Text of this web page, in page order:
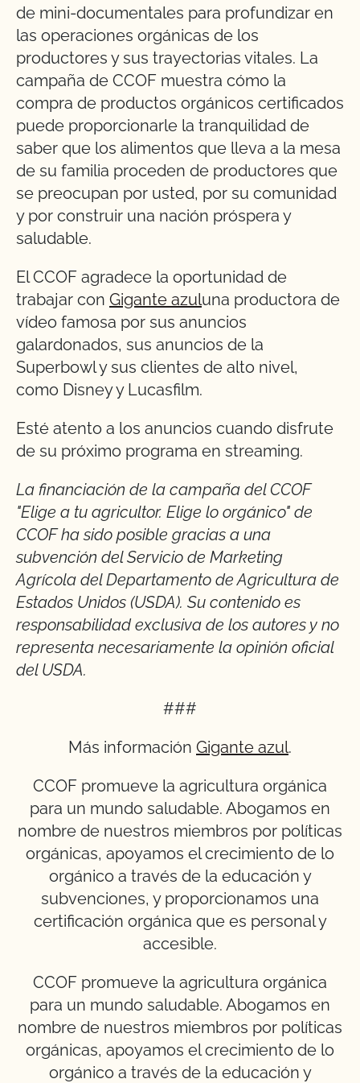
de mini-documentales para profundizar en
las operaciones orgánicas de los
productores y sus trayectorias vitales. La
campaña de CCOF muestra cómo la
compra de productos orgánicos certificados
puede proporcionarle la tranquilidad de
saber que los alimentos que lleva a la mesa
de su familia proceden de productores que
se preocupan por usted, por su comunidad
y por construir una nación próspera y
saludable.
El CCOF agradece la oportunidad de
trabajar con Gigante azuluna productora de
vídeo famosa por sus anuncios
galardonados, sus anuncios de la
Superbowl y sus clientes de alto nivel,
como Disney y Lucasfilm.
Esté atento a los anuncios cuando disfrute
de su próximo programa en streaming.
La financiación de la campaña del CCOF
"Elige a tu agricultor. Elige lo orgánico" de
CCOF ha sido posible gracias a una
subvención del Servicio de Marketing
Agrícola del Departamento de Agricultura de
Estados Unidos (USDA). Su contenido es
responsabilidad exclusiva de los autores y no
representa necesariamente la opinión oficial
del USDA.
###
Más información Gigante azul.
CCOF promueve la agricultura orgánica
para un mundo saludable. Abogamos en
nombre de nuestros miembros por políticas
orgánicas, apoyamos el crecimiento de lo
orgánico a través de la educación y
subvenciones, y proporcionamos una
certificación orgánica que es personal y
accesible.
CCOF promueve la agricultura orgánica
para un mundo saludable. Abogamos en
nombre de nuestros miembros por políticas
orgánicas, apoyamos el crecimiento de lo
orgánico a través de la educación y